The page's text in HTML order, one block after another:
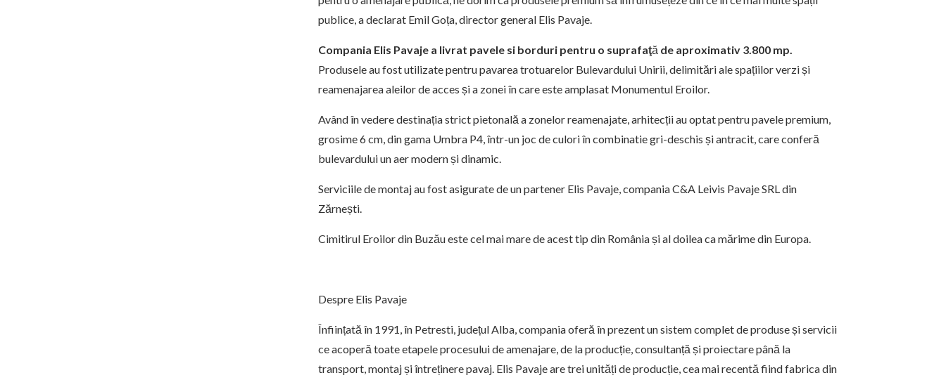
publice, a declarat Emil Goța, director general Elis Pavaje.
Compania Elis Pavaje a livrat pavele si borduri pentru o suprafaţă de aproximativ 3.800 mp.
Produsele au fost utilizate pentru pavarea trotuarelor Bulevardului Unirii, delimitări ale spațiilor verzi și
reamenajarea aleilor de acces și a zonei în care este amplasat Monumentul Eroilor.
Având în vedere destinația strict pietonală a zonelor reamenajate, arhitecții au optat pentru pavele premium,
grosime 6 cm, din gama Umbra P4, într-un joc de culori în combinatie gri-deschis și antracit, care conferă
bulevardului un aer modern și dinamic.
Serviciile de montaj au fost asigurate de un partener Elis Pavaje, compania C&A Leivis Pavaje SRL din
Zărnești.
Cimitirul Eroilor din Buzău este cel mai mare de acest tip din România și al doilea ca mărime din Europa.
Despre Elis Pavaje
Înființată în 1991, în Petresti, județul Alba, compania oferă în prezent un sistem complet de produse și servicii
ce acoperă toate etapele procesului de amenajare, de la producție, consultanță și proiectare până la
transport, montaj și întreținere pavaj. Elis Pavaje are trei unități de producție, cea mai recentă fiind fabrica din